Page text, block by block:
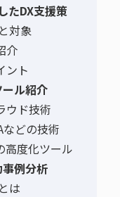
たDX支援策
対象
介
ント
ル紹介
ウド技術
などの技術
高度化ツール
例分析
は